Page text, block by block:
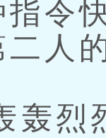
指令
二人
烈